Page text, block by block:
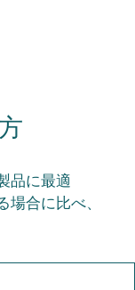
品に最適
場合に比べ、